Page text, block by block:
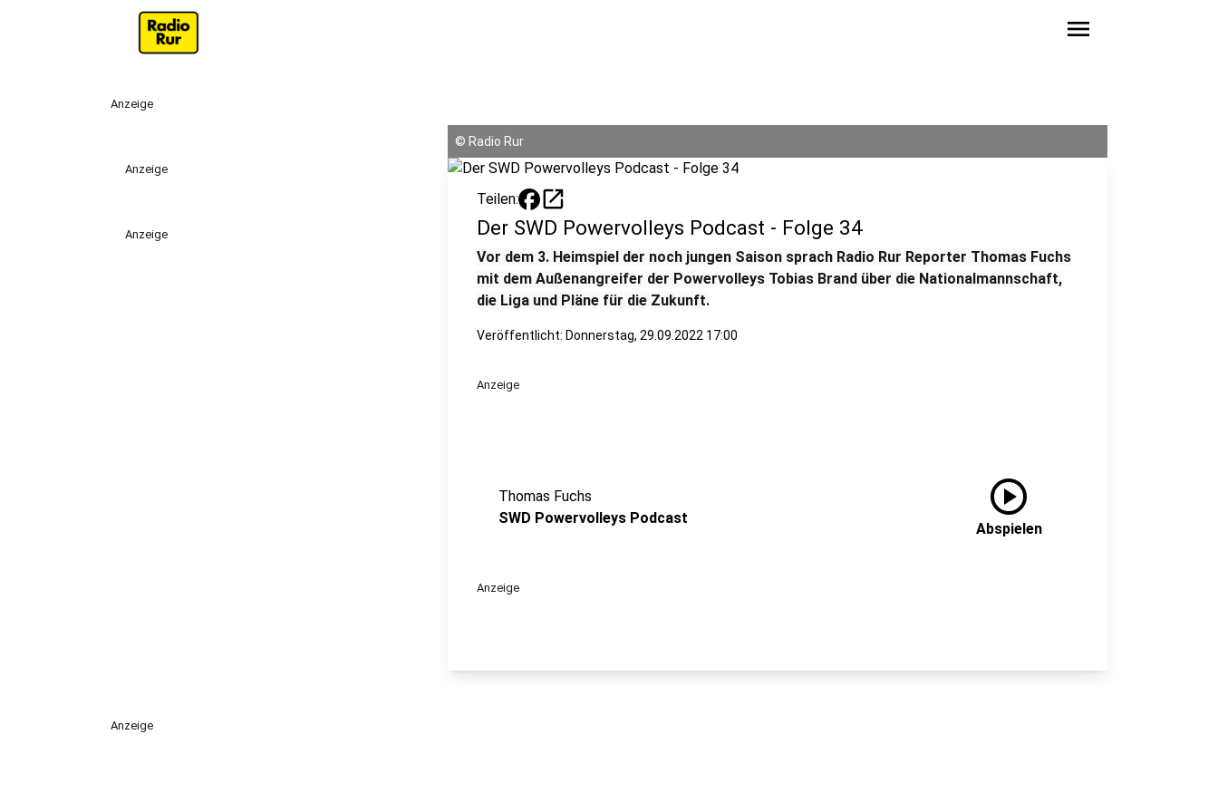
menu
Anzeige
Anzeige
Anzeige
© Radio Rur
Teilen: open_in_new
Der SWD Powervolleys Podcast - Folge 34
Vor dem 3. Heimspiel der noch jungen Saison sprach Radio Rur Reporter Thomas Fuchs
mit dem Außenangreifer der Powervolleys Tobias Brand über die Nationalmannschaft,
die Liga und Pläne für die Zukunft.
Veröffentlicht: Donnerstag, 29.09.2022 17:00
Anzeige
Thomas Fuchs
SWD Powervolleys Podcast
play_circle
Abspielen
Anzeige
Anzeige